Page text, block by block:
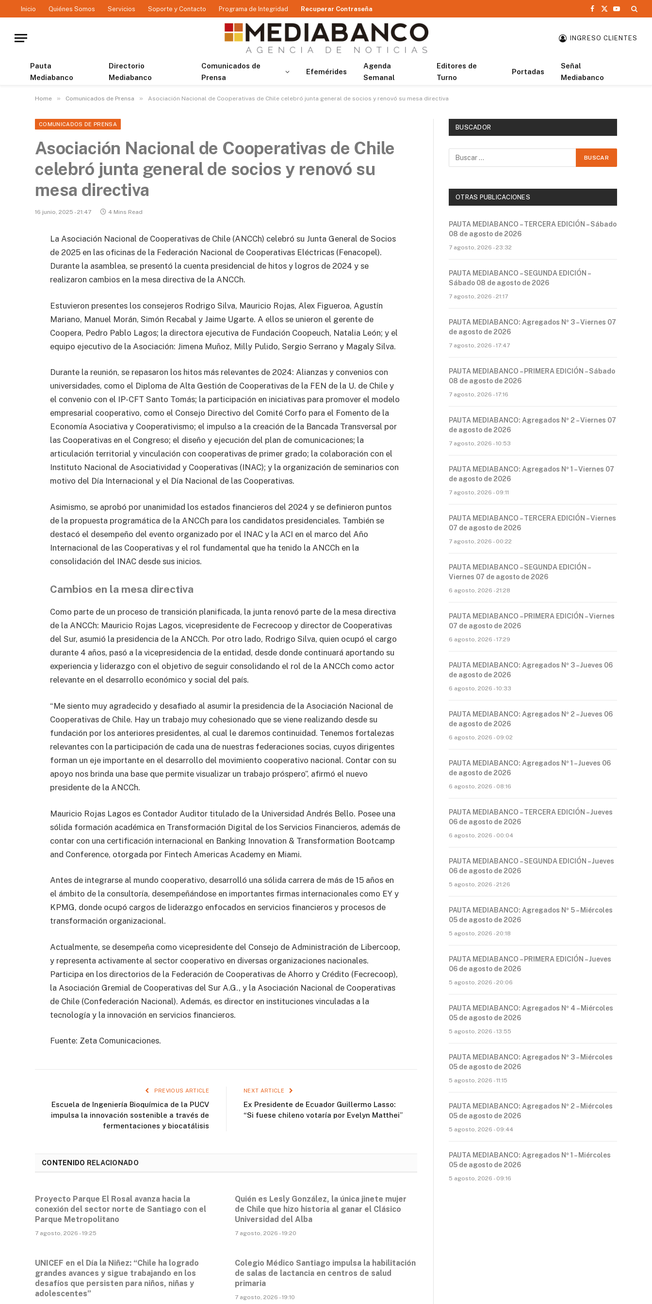
Inicio Quiénes Somos Servicios Soporte y Contacto Programa de Integridad Recuperar Contraseña
Facebook
X
YouTube
INGRESO CLIENTES
Pauta
Mediabanco
Directorio
Mediabanco
Comunicados de
Prensa
Efemérides
Agenda
Semanal
Editores de
Turno
Portadas
Señal
Mediabanco
Home » Comunicados de Prensa » Asociación Nacional de Cooperativas de Chile celebró junta general de socios y renovó su mesa directiva
COMUNICADOS DE PRENSA
Asociación Nacional de Cooperativas de Chile
celebró junta general de socios y renovó su
mesa directiva
16 junio, 2025 - 21:47 4 Mins Read
La Asociación Nacional de Cooperativas de Chile (ANCCh) celebró su Junta General de Socios
de 2025 en las oficinas de la Federación Nacional de Cooperativas Eléctricas (Fenacopel).
Durante la asamblea, se presentó la cuenta presidencial de hitos y logros de 2024 y se
realizaron cambios en la mesa directiva de la ANCCh.
Estuvieron presentes los consejeros Rodrigo Silva, Mauricio Rojas, Alex Figueroa, Agustín
Mariano, Manuel Morán, Simón Recabal y Jaime Ugarte. A ellos se unieron el gerente de
Coopera, Pedro Pablo Lagos; la directora ejecutiva de Fundación Coopeuch, Natalia León; y el
equipo ejecutivo de la Asociación: Jimena Muñoz, Milly Pulido, Sergio Serrano y Magaly Silva.
Durante la reunión, se repasaron los hitos más relevantes de 2024: Alianzas y convenios con
universidades, como el Diploma de Alta Gestión de Cooperativas de la FEN de la U. de Chile y
el convenio con el IP-CFT Santo Tomás; la participación en iniciativas para promover el modelo
empresarial cooperativo, como el Consejo Directivo del Comité Corfo para el Fomento de la
Economía Asociativa y Cooperativismo; el impulso a la creación de la Bancada Transversal por
las Cooperativas en el Congreso; el diseño y ejecución del plan de comunicaciones; la
articulación territorial y vinculación con cooperativas de primer grado; la colaboración con el
Instituto Nacional de Asociatividad y Cooperativas (INAC); y la organización de seminarios con
motivo del Día Internacional y el Día Nacional de las Cooperativas.
Asimismo, se aprobó por unanimidad los estados financieros del 2024 y se definieron puntos
de la propuesta programática de la ANCCh para los candidatos presidenciales. También se
destacó el desempeño del evento organizado por el INAC y la ACI en el marco del Año
Internacional de las Cooperativas y el rol fundamental que ha tenido la ANCCh en la
consolidación del INAC desde sus inicios.
Cambios en la mesa directiva
Como parte de un proceso de transición planificada, la junta renovó parte de la mesa directiva
de la ANCCh: Mauricio Rojas Lagos, vicepresidente de Fecrecoop y director de Cooperativas
del Sur, asumió la presidencia de la ANCCh. Por otro lado, Rodrigo Silva, quien ocupó el cargo
durante 4 años, pasó a la vicepresidencia de la entidad, desde donde continuará aportando su
experiencia y liderazgo con el objetivo de seguir consolidando el rol de la ANCCh como actor
relevante en el desarrollo económico y social del país.
“Me siento muy agradecido y desafiado al asumir la presidencia de la Asociación Nacional de
Cooperativas de Chile. Hay un trabajo muy cohesionado que se viene realizando desde su
fundación por los anteriores presidentes, al cual le daremos continuidad. Tenemos fortalezas
relevantes con la participación de cada una de nuestras federaciones socias, cuyos dirigentes
forman un eje importante en el desarrollo del movimiento cooperativo nacional. Contar con su
apoyo nos brinda una base que permite visualizar un trabajo próspero”, afirmó el nuevo
presidente de la ANCCh.
Mauricio Rojas Lagos es Contador Auditor titulado de la Universidad Andrés Bello. Posee una
sólida formación académica en Transformación Digital de los Servicios Financieros, además de
contar con una certificación internacional en Banking Innovation & Transformation Bootcamp
and Conference, otorgada por Fintech Americas Academy en Miami.
Antes de integrarse al mundo cooperativo, desarrolló una sólida carrera de más de 15 años en
el ámbito de la consultoría, desempeñándose en importantes firmas internacionales como EY y
KPMG, donde ocupó cargos de liderazgo enfocados en servicios financieros y procesos de
transformación organizacional.
Actualmente, se desempeña como vicepresidente del Consejo de Administración de Libercoop,
y representa activamente al sector cooperativo en diversas organizaciones nacionales.
Participa en los directorios de la Federación de Cooperativas de Ahorro y Crédito (Fecrecoop),
la Asociación Gremial de Cooperativas del Sur A.G., y la Asociación Nacional de Cooperativas
de Chile (Confederación Nacional). Además, es director en instituciones vinculadas a la
tecnología y la innovación en servicios financieros.
Fuente: Zeta Comunicaciones.
PREVIOUS ARTICLE
Escuela de Ingeniería Bioquímica de la PUCV
impulsa la innovación sostenible a través de
fermentaciones y biocatálisis
NEXT ARTICLE
Ex Presidente de Ecuador Guillermo Lasso:
“Si fuese chileno votaría por Evelyn Matthei”
CONTENIDO RELACIONADO
Proyecto Parque El Rosal avanza hacia la
conexión del sector norte de Santiago con el
Parque Metropolitano
7 agosto, 2026 - 19:25
Quién es Lesly González, la única jinete mujer
de Chile que hizo historia al ganar el Clásico
Universidad del Alba
7 agosto, 2026 - 19:20
UNICEF en el Día la Niñez: “Chile ha logrado
grandes avances y sigue trabajando en los
desafíos que persisten para niños, niñas y
adolescentes”
Colegio Médico Santiago impulsa la habilitación
de salas de lactancia en centros de salud
primaria
7 agosto, 2026 - 19:10
BUSCADOR
OTRAS PUBLICACIONES
PAUTA MEDIABANCO – TERCERA EDICIÓN – Sábado
08 de agosto de 2026
7 agosto, 2026 - 23:32
PAUTA MEDIABANCO – SEGUNDA EDICIÓN –
Sábado 08 de agosto de 2026
7 agosto, 2026 - 21:17
PAUTA MEDIABANCO: Agregados Nº 3 – Viernes 07
de agosto de 2026
7 agosto, 2026 - 17:47
PAUTA MEDIABANCO – PRIMERA EDICIÓN – Sábado
08 de agosto de 2026
7 agosto, 2026 - 17:16
PAUTA MEDIABANCO: Agregados Nº 2 – Viernes 07
de agosto de 2026
7 agosto, 2026 - 10:53
PAUTA MEDIABANCO: Agregados Nº 1 – Viernes 07
de agosto de 2026
7 agosto, 2026 - 09:11
PAUTA MEDIABANCO – TERCERA EDICIÓN – Viernes
07 de agosto de 2026
7 agosto, 2026 - 00:22
PAUTA MEDIABANCO – SEGUNDA EDICIÓN –
Viernes 07 de agosto de 2026
6 agosto, 2026 - 21:28
PAUTA MEDIABANCO – PRIMERA EDICIÓN – Viernes
07 de agosto de 2026
6 agosto, 2026 - 17:29
PAUTA MEDIABANCO: Agregados Nº 3 – Jueves 06
de agosto de 2026
6 agosto, 2026 - 10:33
PAUTA MEDIABANCO: Agregados Nº 2 – Jueves 06
de agosto de 2026
6 agosto, 2026 - 09:02
PAUTA MEDIABANCO: Agregados Nº 1 – Jueves 06
de agosto de 2026
6 agosto, 2026 - 08:16
PAUTA MEDIABANCO – TERCERA EDICIÓN – Jueves
06 de agosto de 2026
6 agosto, 2026 - 00:04
PAUTA MEDIABANCO – SEGUNDA EDICIÓN – Jueves
06 de agosto de 2026
5 agosto, 2026 - 21:26
PAUTA MEDIABANCO: Agregados Nº 5 – Miércoles
05 de agosto de 2026
5 agosto, 2026 - 20:18
PAUTA MEDIABANCO – PRIMERA EDICIÓN – Jueves
06 de agosto de 2026
5 agosto, 2026 - 20:06
PAUTA MEDIABANCO: Agregados Nº 4 – Miércoles
05 de agosto de 2026
5 agosto, 2026 - 13:55
PAUTA MEDIABANCO: Agregados Nº 3 – Miércoles
05 de agosto de 2026
5 agosto, 2026 - 11:15
PAUTA MEDIABANCO: Agregados Nº 2 – Miércoles
05 de agosto de 2026
5 agosto, 2026 - 09:44
PAUTA MEDIABANCO: Agregados Nº 1 – Miércoles
05 de agosto de 2026
5 agosto, 2026 - 09:16